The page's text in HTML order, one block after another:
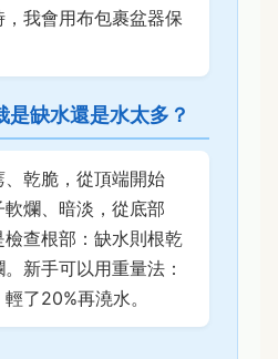
我會用布包裹盆器保
是缺水還是水太多？
乾脆，從頂端開始
爛、暗淡，從底部
查根部：缺水則根乾
新手可以用重量法：
了20%再澆水。